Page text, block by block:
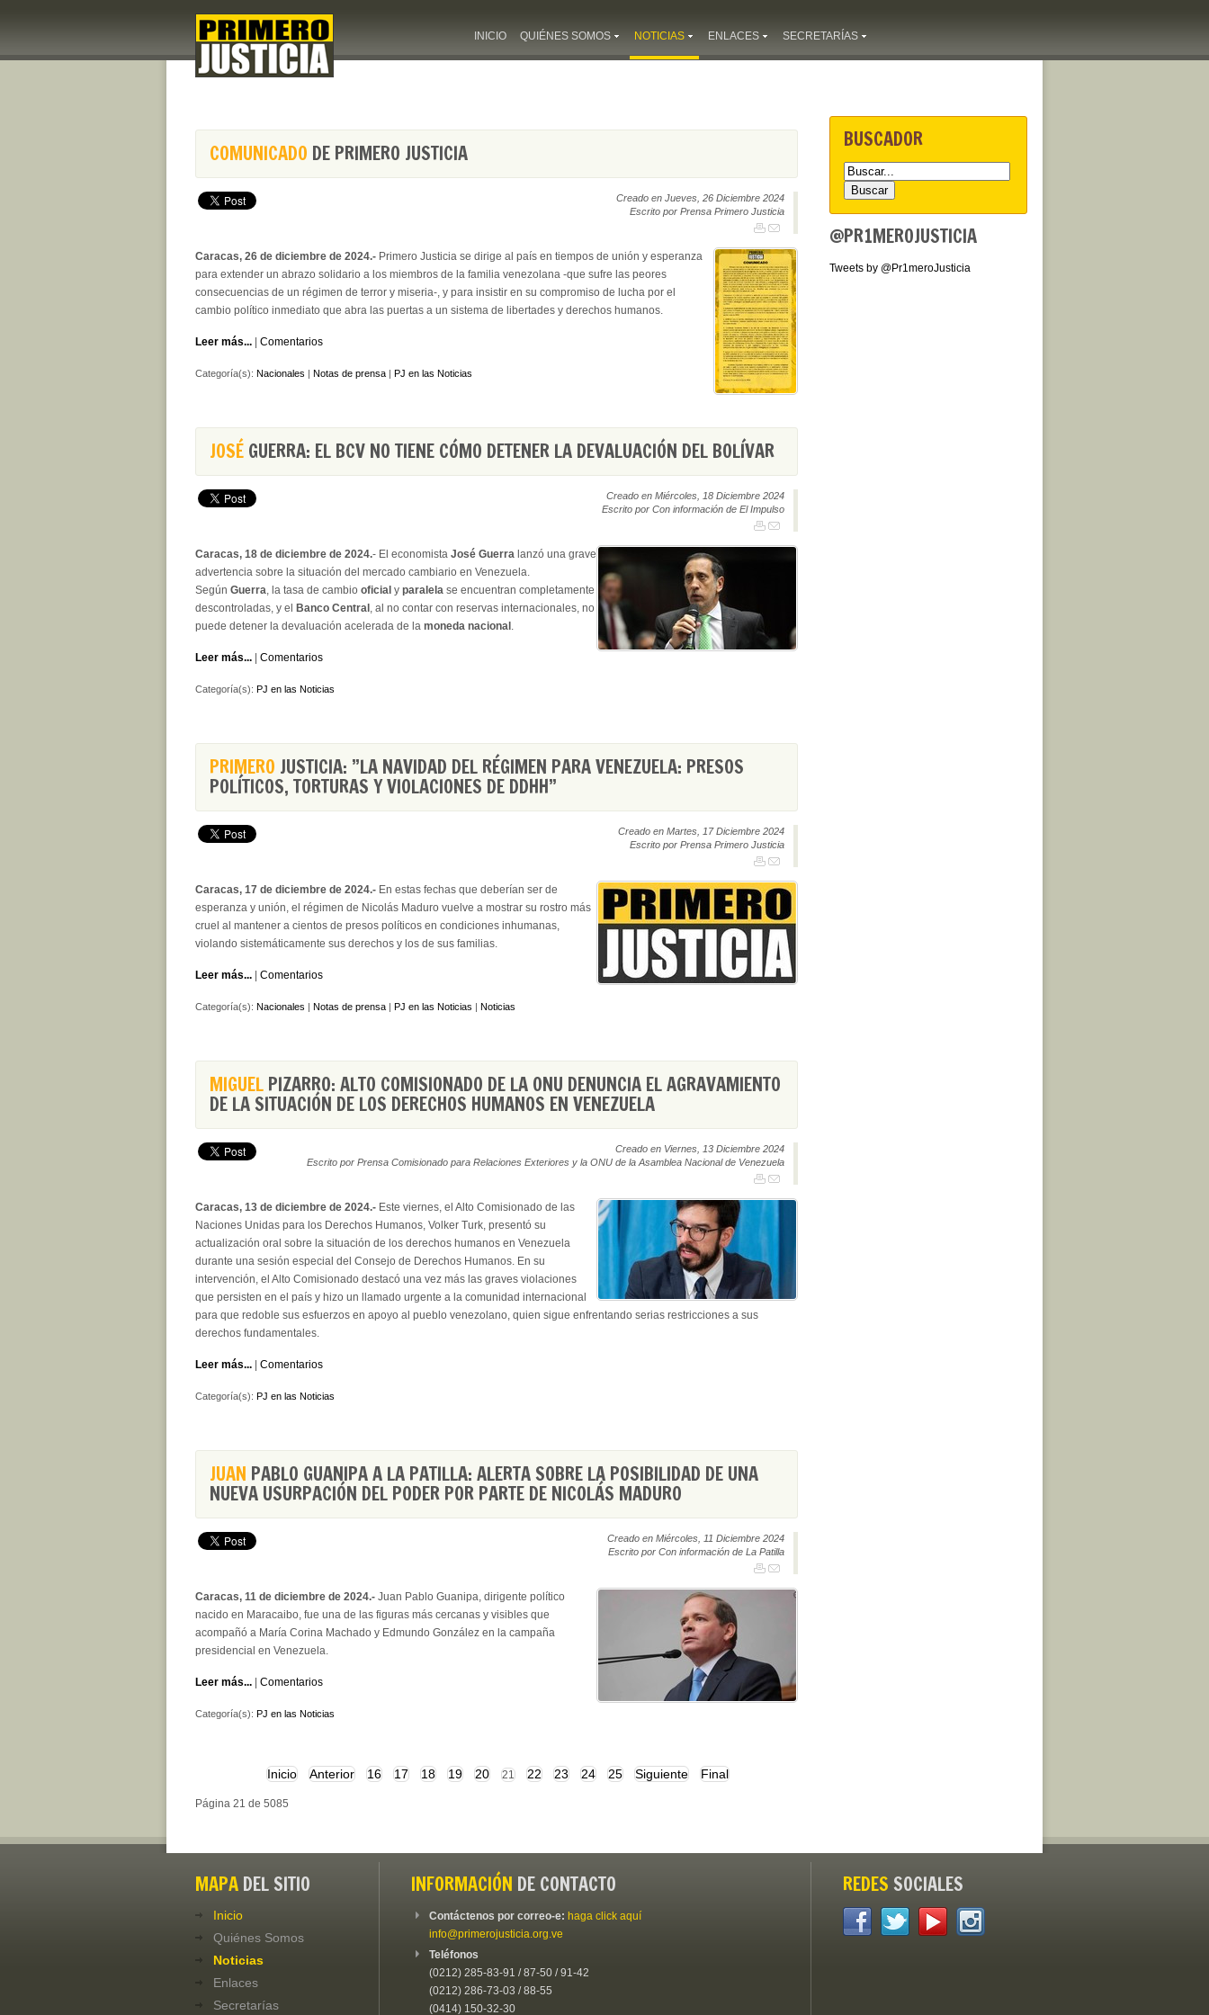
INICIO QUIÉNES SOMOS NOTICIAS ENLACES SECRETARÍAS
COMUNICADO DE PRIMERO JUSTICIA
Creado en Jueves, 26 Diciembre 2024
Escrito por Prensa Primero Justicia
Caracas, 26 de diciembre de 2024.- Primero Justicia se dirige al país en tiempos de unión y esperanza
para extender un abrazo solidario a los miembros de la familia venezolana -que sufre las peores
consecuencias de un régimen de terror y miseria-, y para insistir en su compromiso de lucha por el
cambio político inmediato que abra las puertas a un sistema de libertades y derechos humanos.
Leer más... Comentarios
Categoría(s): Nacionales | Notas de prensa | PJ en las Noticias
JOSÉ GUERRA: EL BCV NO TIENE CÓMO DETENER LA DEVALUACIÓN DEL BOLÍVAR
Creado en Miércoles, 18 Diciembre 2024
Escrito por Con información de El Impulso
Caracas, 18 de diciembre de 2024.- El economista José Guerra lanzó una grave
advertencia sobre la situación del mercado cambiario en Venezuela.
Según Guerra, la tasa de cambio oficial y paralela se encuentran completamente
descontroladas, y el
Banco Central , al no contar con reservas internacionales, no
puede detener la devaluación acelerada de la moneda nacional .
Leer más... Comentarios
Categoría(s): PJ en las Noticias
PRIMERO JUSTICIA: ”LA NAVIDAD DEL RÉGIMEN PARA VENEZUELA: PRESOS
POLÍTICOS, TORTURAS Y VIOLACIONES DE DDHH”
Creado en Martes, 17 Diciembre 2024
Escrito por Prensa Primero Justicia
Caracas, 17 de diciembre de 2024.- En estas fechas que deberían ser de
esperanza y unión, el régimen de Nicolás Maduro vuelve a mostrar su rostro más
cruel al mantener a cientos de presos políticos en condiciones inhumanas,
violando sistemáticamente sus derechos y los de sus familias.
Leer más... Comentarios
Categoría(s): Nacionales | Notas de prensa | PJ en las Noticias | Noticias
MIGUEL PIZARRO: ALTO COMISIONADO DE LA ONU DENUNCIA EL AGRAVAMIENTO
DE LA SITUACIÓN DE LOS DERECHOS HUMANOS EN VENEZUELA
Creado en Viernes, 13 Diciembre 2024
Escrito por Prensa Comisionado para Relaciones Exteriores y la ONU de la Asamblea Nacional de Venezuela
Caracas, 13 de diciembre de 2024.- Este viernes, el Alto Comisionado de las
Naciones Unidas para los Derechos Humanos, Volker Turk, presentó su
actualización oral sobre la situación de los derechos humanos en Venezuela
durante una sesión especial del Consejo de Derechos Humanos. En su
intervención, el Alto Comisionado destacó una vez más las graves violaciones
que persisten en el país y hizo un llamado urgente a la comunidad internacional
para que redoble sus esfuerzos en apoyo al pueblo venezolano, quien sigue enfrentando serias restricciones a sus
derechos fundamentales.
Leer más... Comentarios
Categoría(s): PJ en las Noticias
JUAN PABLO GUANIPA A LA PATILLA: ALERTA SOBRE LA POSIBILIDAD DE UNA
NUEVA USURPACIÓN DEL PODER POR PARTE DE NICOLÁS MADURO
Creado en Miércoles, 11 Diciembre 2024
Escrito por Con información de La Patilla
Caracas, 11 de diciembre de 2024.- Juan Pablo Guanipa, dirigente político
nacido en Maracaibo, fue una de las figuras más cercanas y visibles que
acompañó a María Corina Machado y Edmundo González en la campaña
presidencial en Venezuela.
Leer más... Comentarios
Categoría(s): PJ en las Noticias
Inicio Anterior 16 17 18 19 20 21 22 23 24 25 Siguiente Final
Página 21 de 5085
BUSCADOR
@PR1MEROJUSTICIA
Tweets by @Pr1meroJusticia
MAPA DEL SITIO
Inicio
Quiénes Somos
Noticias
Enlaces
Secretarías
INFORMACIÓN DE CONTACTO
Contáctenos por correo-e: haga click aquí
info@primerojusticia.org.ve
Teléfonos
(0212) 285-83-91 / 87-50 / 91-42
(0212) 286-73-03 / 88-55
(0414) 150-32-30
REDES SOCIALES